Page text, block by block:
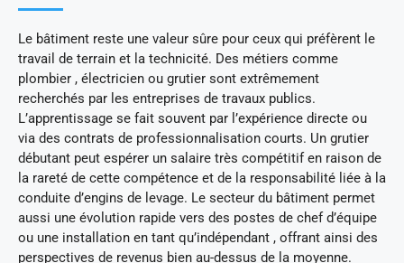
Le bâtiment reste une valeur sûre pour ceux qui préfèrent le
travail de terrain et la technicité. Des métiers comme
plombier , électricien ou grutier sont extrêmement
recherchés par les entreprises de travaux publics.
L’apprentissage se fait souvent par l’expérience directe ou
via des contrats de professionnalisation courts. Un grutier
débutant peut espérer un salaire très compétitif en raison de
la rareté de cette compétence et de la responsabilité liée à la
conduite d’engins de levage. Le secteur du bâtiment permet
aussi une évolution rapide vers des postes de chef d’équipe
ou une installation en tant qu’indépendant , offrant ainsi des
perspectives de revenus bien au-dessus de la moyenne.